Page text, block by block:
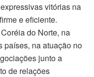
vitórias na
e eficiente.
do Norte, na
países, na atuação no
junto a
de relações